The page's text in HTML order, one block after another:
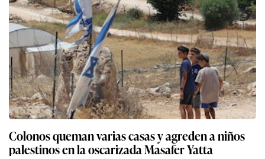
Colonos queman varias casas y agreden a niños
palestinos en la oscarizada Masafer Yatta